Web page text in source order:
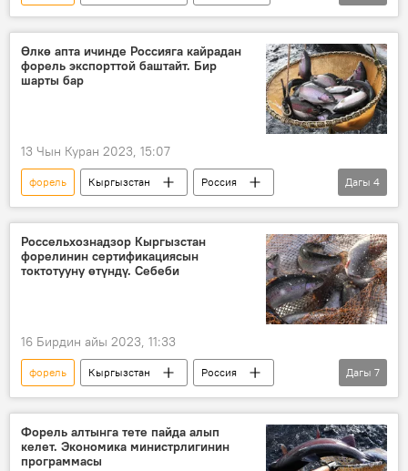
жем-чөп
айыл чарба
Артем Новиков
ишкер
колдоо
ЕАЭБдеги Кыргызстан
Өлкө апта ичинде Россияга кайрадан
форель экспорттой баштайт. Бир
шарты бар
13 Чын Куран 2023, 15:07
форель Кыргызстан
Россия
Экономика
экспорт
бизнес
Аскарбек Жаныбеков
Дагы 4
Россельхознадзор Кыргызстан
форелинин сертификациясын
токтотууну өтүндү. Себеби
16 Бирдин айы 2023, 11:33
форель Кыргызстан
Россия
икра
экспорт
зыяндуу заттар
Экономика
"Россельхознадзор"
сертификациялоо
токтотуу
Дагы 7
Форель алтынга тете пайда алып
келет. Экономика министрлигинин
программасы